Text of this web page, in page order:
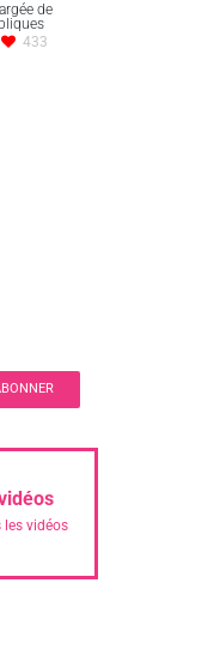
de
433
les vidéos